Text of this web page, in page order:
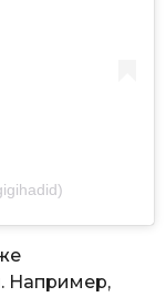
Например,